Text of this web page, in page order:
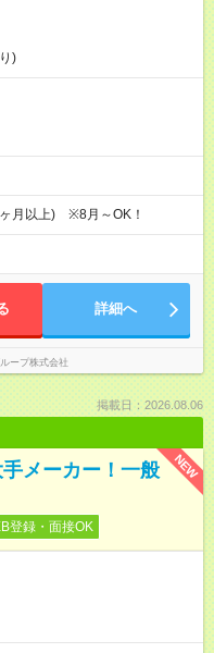
)
月以上) ※8月～OK！
詳細へ
ープ株式会社
掲載日：2026.08.06
NEW
メーカー！一般
登録・面接OK